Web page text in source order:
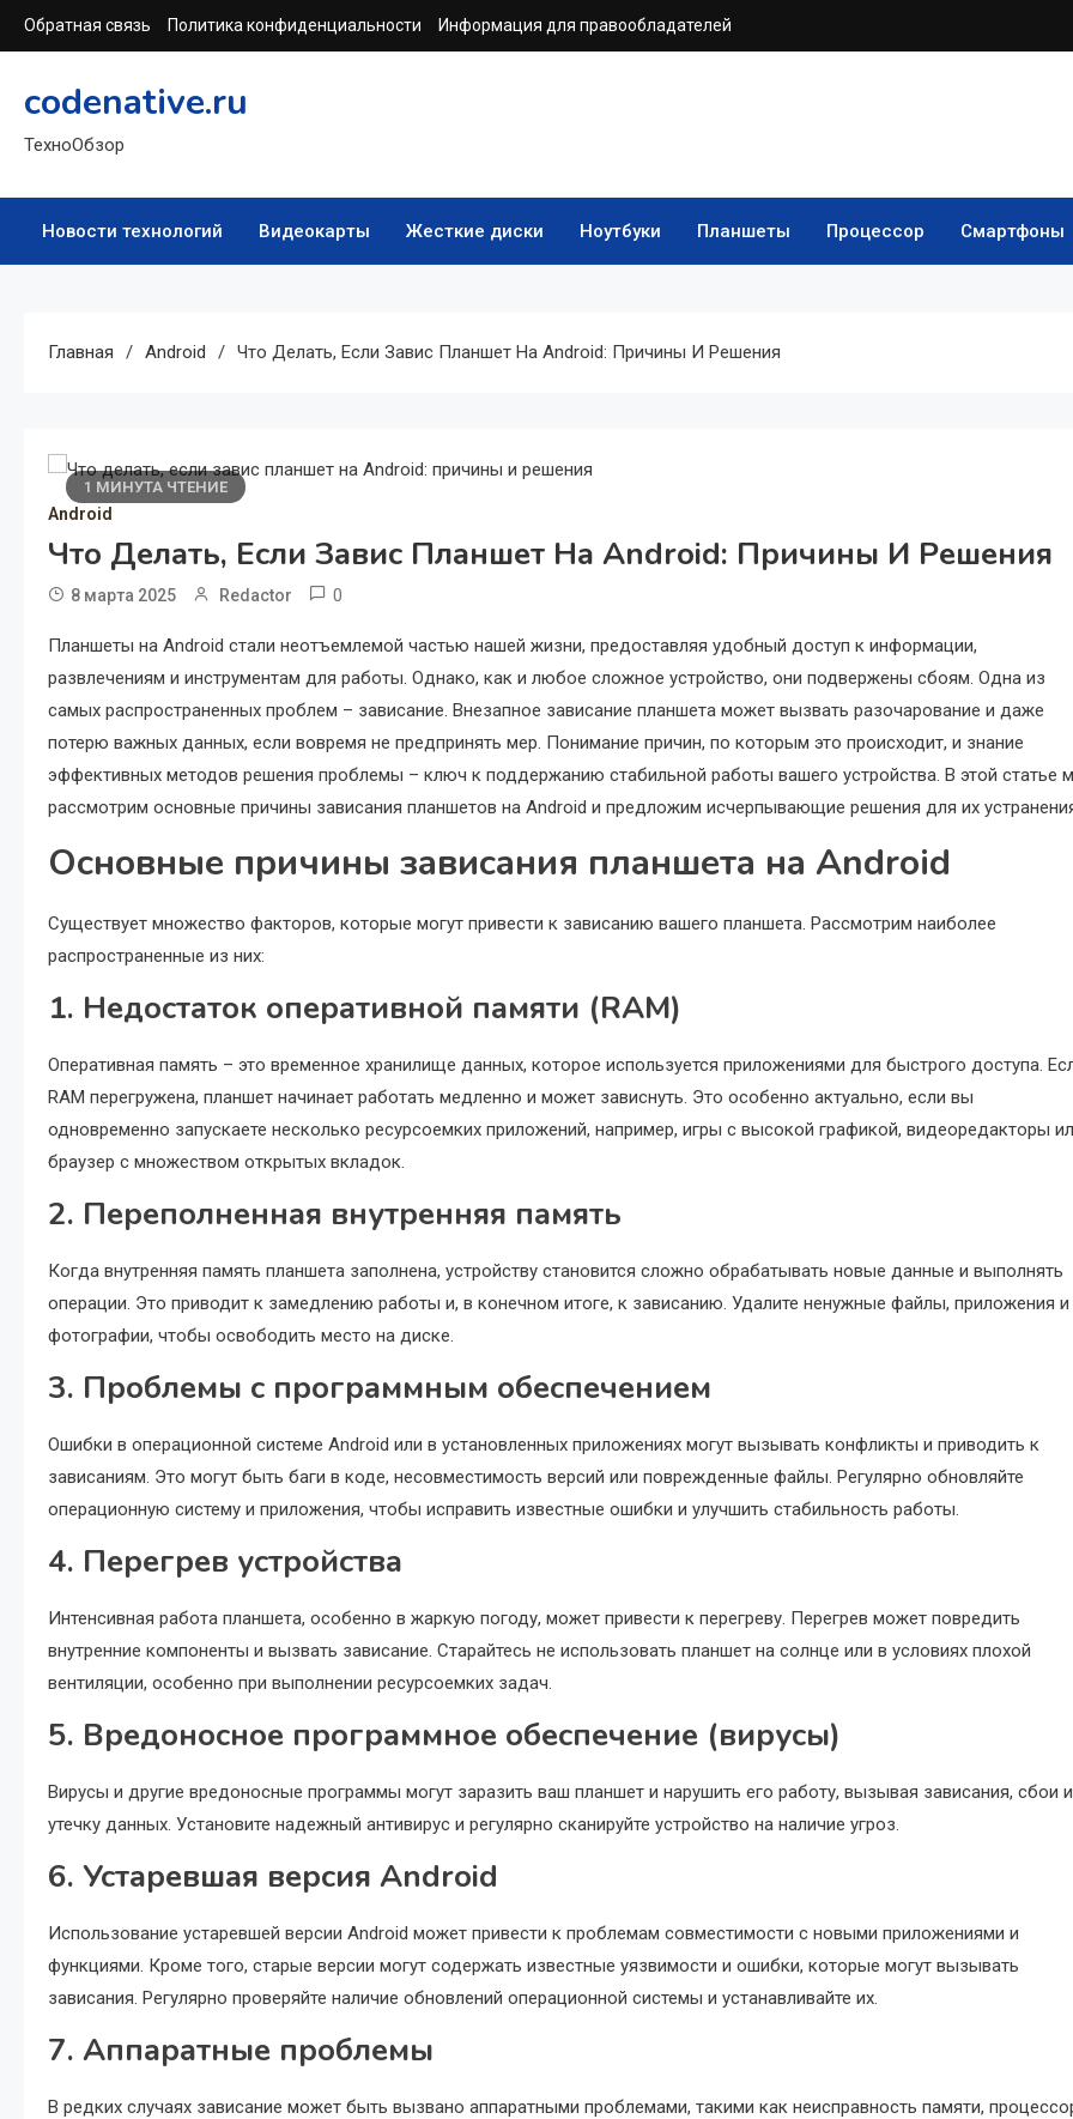
Перейти
к
Обратная связь Политика конфиденциальности Информация для правообладателей
codenative.ru
ТехноОбзор
Новости технологий Видеокарты Жесткие диски Ноутбуки Планшеты Процессор Смартфоны
Главная Android Что Делать, Если Завис Планшет На Android: Причины И Решения
1 МИНУТА ЧТЕНИЕ
Android
Что Делать, Если Завис Планшет На Android: Причины И Решения
8 марта 2025 Redactor 0
Планшеты на Android стали неотъемлемой частью нашей жизни, предоставляя удобный доступ к информации,
развлечениям и инструментам для работы. Однако, как и любое сложное устройство, они подвержены сбоям. Одна из
самых распространенных проблем – зависание. Внезапное зависание планшета может вызвать разочарование и даже
потерю важных данных, если вовремя не предпринять мер. Понимание причин, по которым это происходит, и знание
эффективных методов решения проблемы – ключ к поддержанию стабильной работы вашего устройства. В этой статье
рассмотрим основные причины зависания планшетов на Android и предложим исчерпывающие решения для их
Основные причины зависания планшета на Android
Существует множество факторов, которые могут привести к зависанию вашего планшета. Рассмотрим наиболее
распространенные из них:
1. Недостаток оперативной памяти (RAM)
Оперативная память – это временное хранилище данных, которое используется приложениями для быстрого доступа.
RAM перегружена, планшет начинает работать медленно и может зависнуть. Это особенно актуально, если вы
одновременно запускаете несколько ресурсоемких приложений, например, игры с высокой графикой, видеоредакторы
браузер с множеством открытых вкладок.
2. Переполненная внутренняя память
Когда внутренняя память планшета заполнена, устройству становится сложно обрабатывать новые данные и выполнять
операции. Это приводит к замедлению работы и, в конечном итоге, к зависанию. Удалите ненужные файлы, приложения и
фотографии, чтобы освободить место на диске.
3. Проблемы с программным обеспечением
Ошибки в операционной системе Android или в установленных приложениях могут вызывать конфликты и приводить к
зависаниям. Это могут быть баги в коде, несовместимость версий или поврежденные файлы. Регулярно обновляйте
операционную систему и приложения, чтобы исправить известные ошибки и улучшить стабильность работы.
4. Перегрев устройства
Интенсивная работа планшета, особенно в жаркую погоду, может привести к перегреву. Перегрев может повредить
внутренние компоненты и вызвать зависание. Старайтесь не использовать планшет на солнце или в условиях плохой
вентиляции, особенно при выполнении ресурсоемких задач.
5. Вредоносное программное обеспечение (вирусы)
Вирусы и другие вредоносные программы могут заразить ваш планшет и нарушить его работу, вызывая зависания, сбои и
утечку данных. Установите надежный антивирус и регулярно сканируйте устройство на наличие угроз.
6. Устаревшая версия Android
Использование устаревшей версии Android может привести к проблемам совместимости с новыми приложениями и
функциями. Кроме того, старые версии могут содержать известные уязвимости и ошибки, которые могут вызывать
зависания. Регулярно проверяйте наличие обновлений операционной системы и устанавливайте их.
7. Аппаратные проблемы
В редких случаях зависание может быть вызвано аппаратными проблемами, такими как неисправность памяти,